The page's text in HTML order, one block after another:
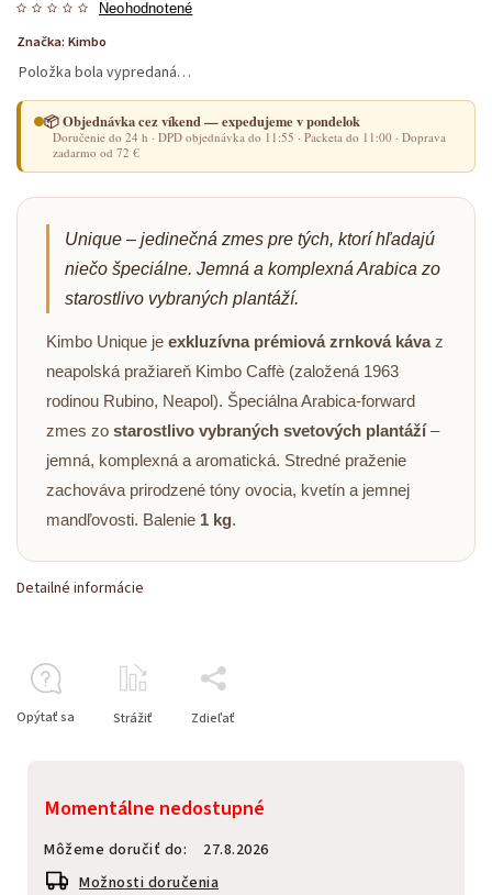
Neohodnotené
Značka: Kimbo
Momentálne nedostupné
Môžeme doručiť do:
27.8.2026
Možnosti doručenia
Položka bola vypredaná…
📦 Objednávka cez víkend — expedujeme v pondelok
Doručenie do 24 h · DPD objednávka do 11:55 · Packeta do 11:00 · Doprava
zadarmo od 72 €
Unique – jedinečná zmes pre tých, ktorí hľadajú
niečo špeciálne. Jemná a komplexná Arabica zo
starostlivo vybraných plantáží.
Kimbo Unique je exkluzívna prémiová zrnková kávaz
neapolská pražiareň Kimbo Caffè (založená 1963
rodinou Rubino, Neapol). Špeciálna Arabica-forward
zmes zo starostlivo vybraných svetových plantáží–
jemná, komplexná a aromatická. Stredné praženie
zachováva prirodzené tóny ovocia, kvetín a jemnej
mandľovosti. Balenie 1 kg.
Detailné informácie
Opýtať sa Strážiť Zdieľať